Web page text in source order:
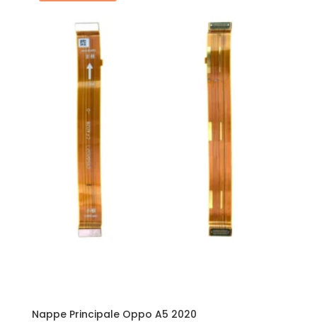
Nappe Principale Oppo A5 2020